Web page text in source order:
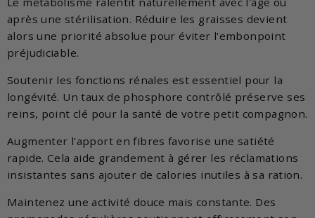
après une stérilisation. Réduire les graisses devient
alors une priorité absolue pour éviter l'embonpoint
préjudiciable.
Soutenir les fonctions rénales est essentiel pour la
longévité. Un taux de phosphore contrôlé préserve ses
reins, point clé pour la santé de votre petit compagnon.
Augmenter l'apport en fibres favorise une satiété
rapide. Cela aide grandement à gérer les réclamations
insistantes sans ajouter de calories inutiles à sa ration.
Maintenez une activité douce mais constante. Des